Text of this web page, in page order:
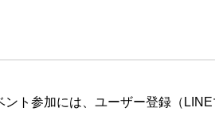
ト参加には、ユーザー登録（